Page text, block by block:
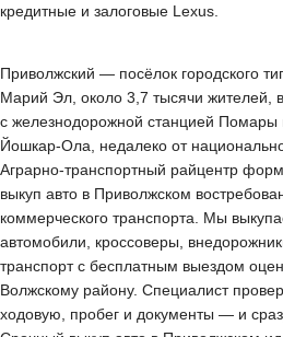
кредитные и залоговые Lexus.
Приволжский — посёлок городского
Марий Эл, около 3,7 тысячи жителей,
с железнодорожной станцией
Йошкар-Ола, недалеко от
Аграрно-транспортный райцентр
выкуп авто в Приволжском
коммерческого транспорта. Мы
автомобили, кроссоверы,
транспорт с бесплатным выездом
Волжскому району. Специалист
ходовую, пробег и документы — и